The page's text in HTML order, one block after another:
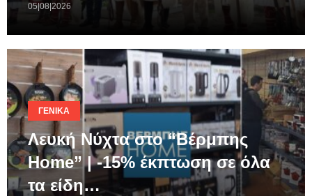
05|08|2026
ΓΕΝΙΚΆ
Λευκή Νύχτα στο “Βέρμπης
Home” | -15% έκπτωση σε όλα
τα είδη…